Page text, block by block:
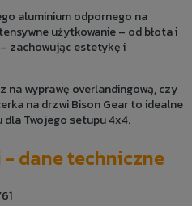
aluminium odpornego na
użytkowanie – od błota i
zachowując estetykę i
na wyprawę overlandingową, czy
na drzwi Bison Gear to idealne
Twojego setupu 4x4.
dane techniczne